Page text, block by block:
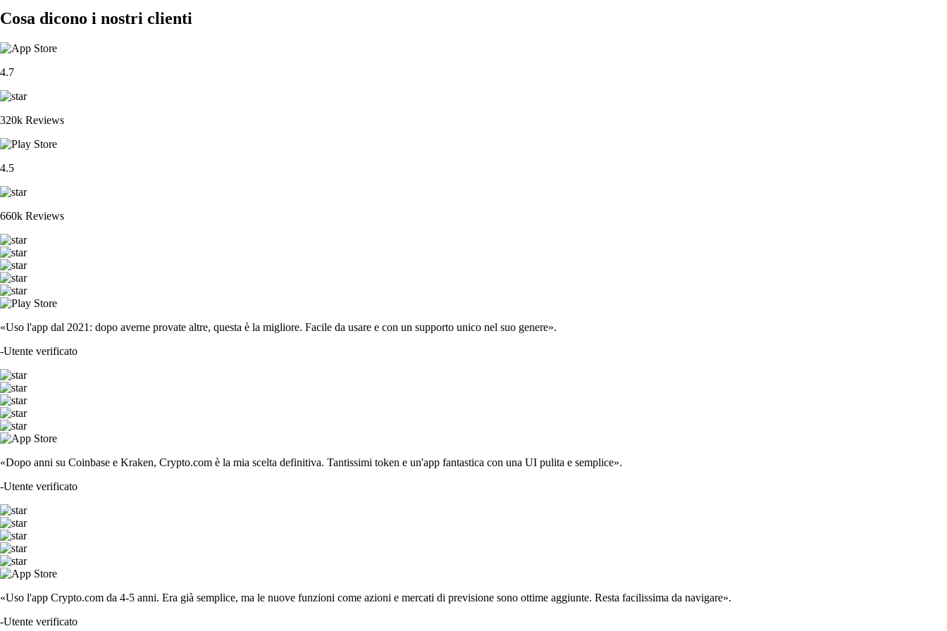
Cosa dicono i nostri clienti
4.7
320k Reviews
4.5
660k Reviews
«Uso l'app dal 2021: dopo averne provate altre, questa è la migliore. Facile da usare e con un supporto unico nel suo genere».
-Utente verificato
«Dopo anni su Coinbase e Kraken, Crypto.com è la mia scelta definitiva. Tantissimi token e un'app fantastica con una UI pulita e semplice».
-Utente verificato
«Uso l'app Crypto.com da 4-5 anni. Era già semplice, ma le nuove funzioni come azioni e mercati di previsione sono ottime aggiunte. Resta facilissima da navigare».
-Utente verificato